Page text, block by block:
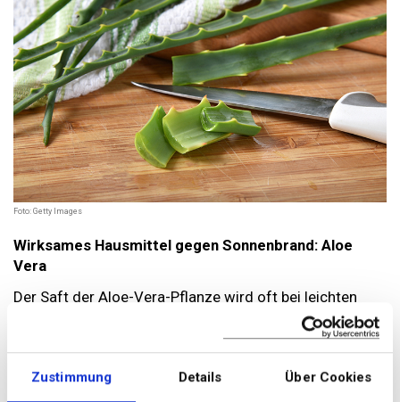
Zustimmung Details Über Cookies
Foto: Getty Images
Wirksames Hausmittel gegen Sonnenbrand: Aloe
Vera
Der Saft der Aloe-Vera-Pflanze wird oft bei leichten
Verbrennungen eingesetzt. Er hat nicht nur einen
kühlenden Effekt, sondern versorgt die Haut auch mit
viel Feuchtigkeit. Ausserdem wird ihren Inhaltsstoffen
eine entzündungshemmende und schmerzstillende